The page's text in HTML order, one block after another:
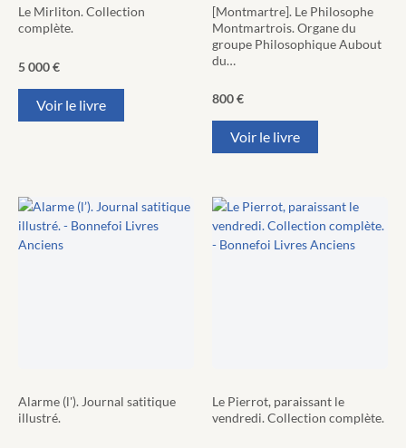
Le Mirliton. Collection
complète.
5 000€
Voir le livre
[Montmartre]. Le Philosophe
Montmartrois. Organe du
groupe Philosophique Aubout
du…
800€
Voir le livre
Alarme (l'). Journal satitique
illustré.
Le Pierrot, paraissant le
vendredi. Collection complète.